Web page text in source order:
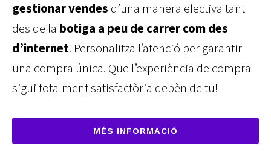
gestionar vendes d’una manera efectiva tant
des de la botiga a peu de carrer com des
d’internet. Personalitza l’atenció per garantir
una compra única. Que l’experiència de compra
sigui totalment satisfactòria depèn de tu!
MÉS INFORMACIÓ